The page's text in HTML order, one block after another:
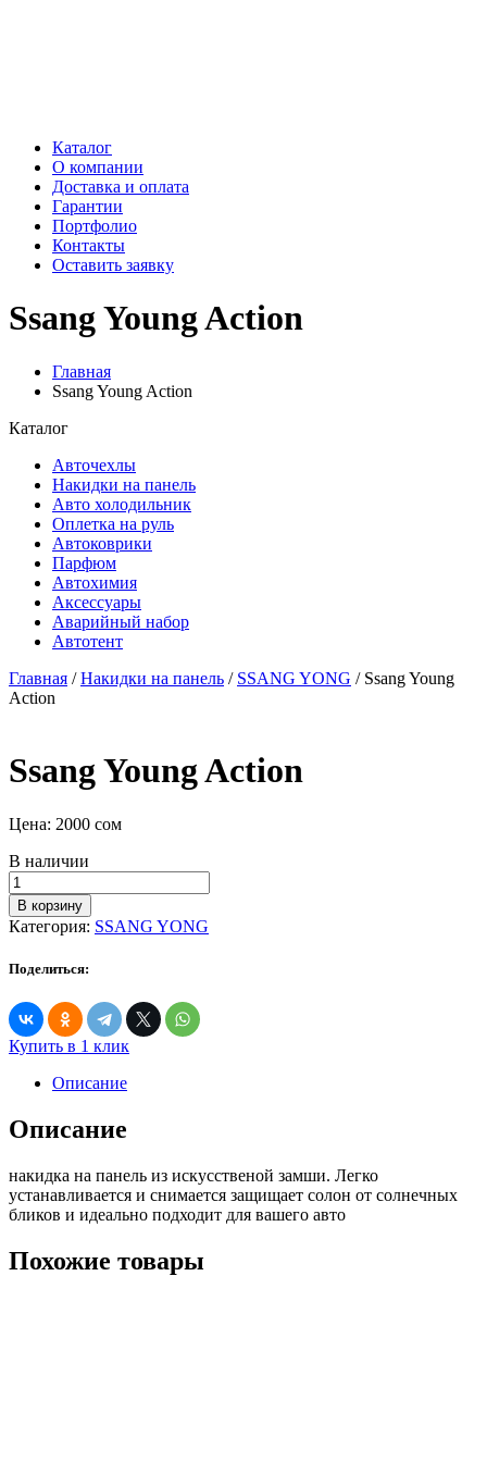
Каталог
О компании
Доставка и оплата
Гарантии
Портфолио
Контакты
Оставить заявку
Ssang Young Action
Главная
Ssang Young Action
Каталог
Авточехлы
Накидки на панель
Авто холодильник
Оплетка на руль
Автоковрики
Парфюм
Автохимия
Аксессуары
Аварийный набор
Автотент
Главная /Накидки на панель / SSANG YONG / Ssang Young
Action
Ssang Young Action
Цена: 2000 сом
В наличии
Количество
товара
Ssang
Young
В корзину
Категория: SSANG YONG
Поделиться:
Купить в 1 клик
Описание
Описание
накидка на панель из искусственой замши. Легко
устанавливается и снимается защищает солон от солнечных
бликов и идеально подходит для вашего авто
Похожие товары